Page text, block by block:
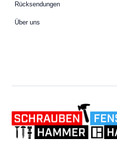
Rücksendungen
Über uns